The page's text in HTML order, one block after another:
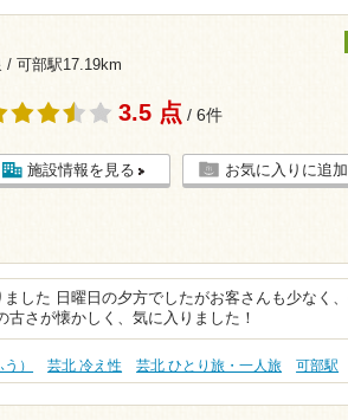
/ 可部駅17.19km
3.5 点 / 6件
施設情報を見る お気に入りに追加
した 日曜日の夕方でしたがお客さんも少なく
古さが懐かしく、気に入りました！
） 芸北 冷え性 芸北 ひとり旅・一人旅 可部駅